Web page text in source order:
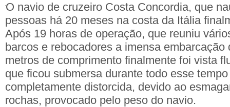
O navio de cruzeiro Costa Concordia, que
pessoas há 20 meses na costa da Itália
Após 19 horas de operação, que reuniu
barcos e rebocadores a imensa embarcação
metros de comprimento finalmente foi vista
que ficou submersa durante todo esse
completamente distorcida, devido ao
rochas, provocado pelo peso do navio.